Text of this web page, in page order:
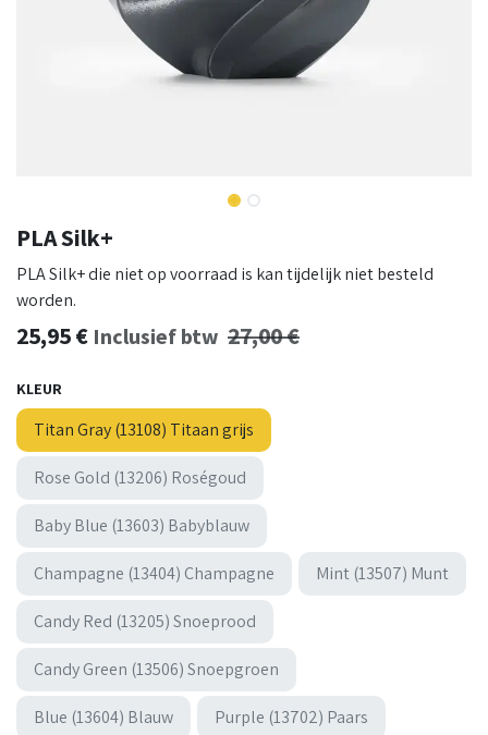
PLA Silk+
PLA Silk+ die niet op voorraad is kan tijdelijk niet besteld
worden.
25,95€ Inclusief btw 27,00€
KLEUR
Titan Gray (13108) Titaan grijs
Rose Gold (13206) Roségoud
Baby Blue (13603) Babyblauw
Champagne (13404) Champagne Mint (13507) Munt
Candy Red (13205) Snoeprood
Candy Green (13506) Snoepgroen
Blue (13604) Blauw Purple (13702) Paars